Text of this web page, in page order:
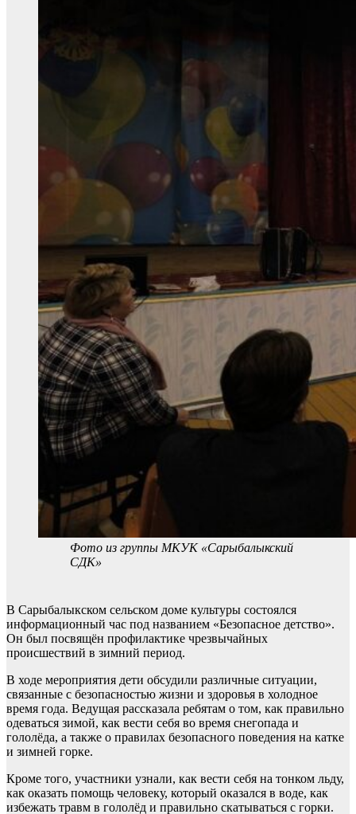
Фото из группы МКУК «Сарыбалыкский
СДК»
В Сарыбалыкском сельском доме культуры состоялся
информационный час под названием «Безопасное детство».
Он был посвящён профилактике чрезвычайных
происшествий в зимний период.
В ходе мероприятия дети обсудили различные ситуации,
связанные с безопасностью жизни и здоровья в холодное
время года. Ведущая рассказала ребятам о том, как правильно
одеваться зимой, как вести себя во время снегопада и
гололёда, а также о правилах безопасного поведения на катке
и зимней горке.
Кроме того, участники узнали, как вести себя на тонком льду,
как оказать помощь человеку, который оказался в воде, как
избежать травм в гололёд и правильно скатываться с горки.